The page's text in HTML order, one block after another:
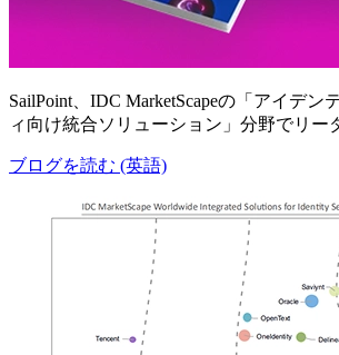
SailPoint、IDC MarketScapeの「アイデン
ィ向け統合ソリューション」分野でリー
ブログを読む (英語)